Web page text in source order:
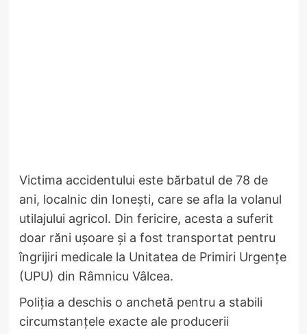
Victima accidentului este bărbatul de 78 de
ani, localnic din Ionești, care se afla la volanul
utilajului agricol. Din fericire, acesta a suferit
doar răni ușoare și a fost transportat pentru
îngrijiri medicale la Unitatea de Primiri Urgențe
(UPU) din Râmnicu Vâlcea.
Poliția a deschis o anchetă pentru a stabili
circumstanțele exacte ale producerii